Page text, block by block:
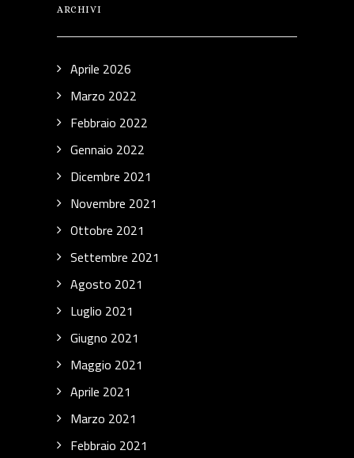
ARCHIVI
Aprile 2026
Marzo 2022
Febbraio 2022
Gennaio 2022
Dicembre 2021
Novembre 2021
Ottobre 2021
Settembre 2021
Agosto 2021
Luglio 2021
Giugno 2021
Maggio 2021
Aprile 2021
Marzo 2021
Febbraio 2021